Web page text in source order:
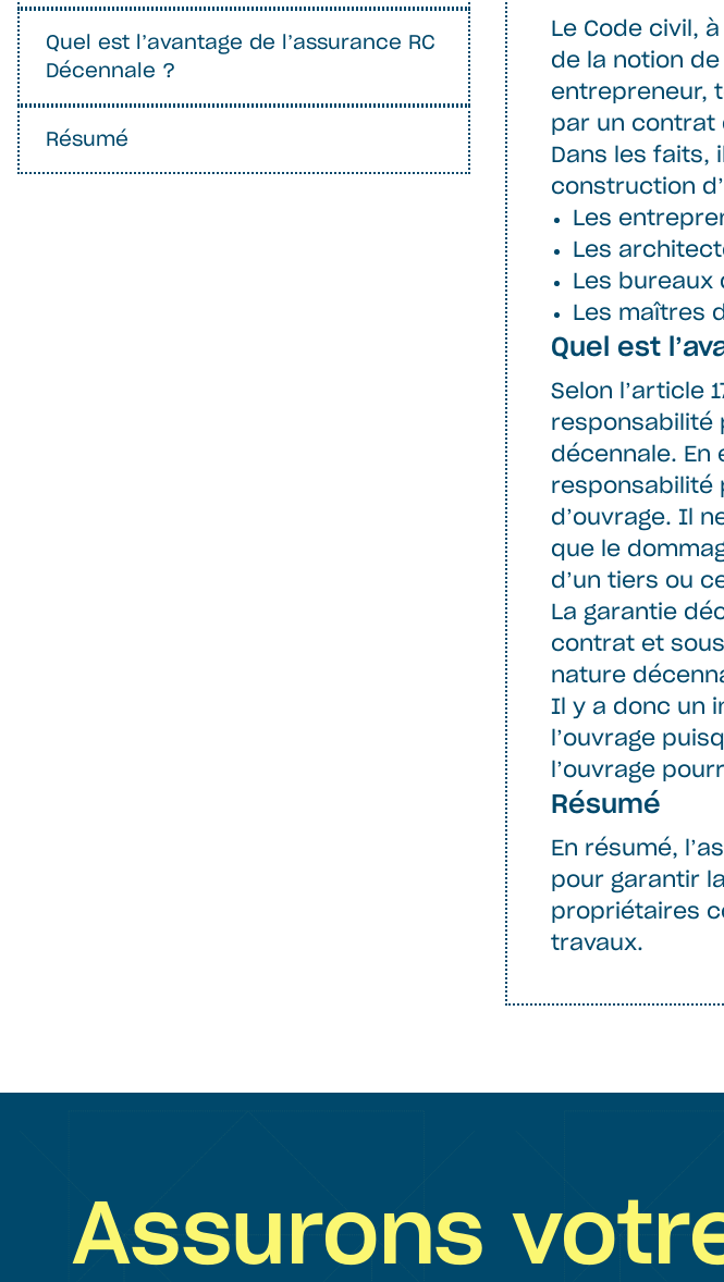
Quel est l’avantage de l’assurance RC
Décennale ?
Résumé
Le Code civil,
de la notion
entrepreneur,
par un contrat
Dans les faits,
construction
Les
Les
Les bureaux
Les maîtres
Quel est
Selon l’article
responsabilité
décennale.
responsabilité
d’ouvrage. Il
que le
d’un tiers ou
La garantie
contrat et
nature
Il y a donc un
l’ouvrage
l’ouvrage
Résumé
En résumé,
pour garantir
propriétaires
travaux.
Assurons